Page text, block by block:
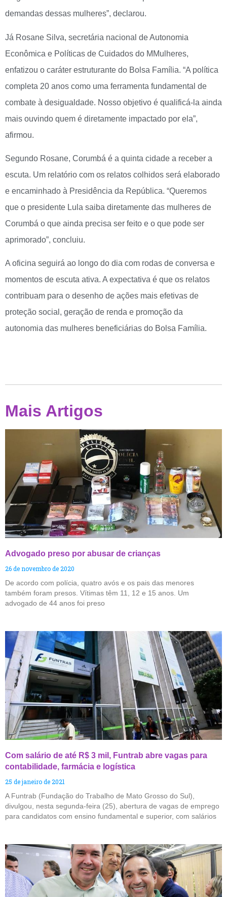
demandas dessas mulheres”, declarou.
Já Rosane Silva, secretária nacional de Autonomia
Econômica e Políticas de Cuidados do MMulheres,
enfatizou o caráter estruturante do Bolsa Família. “A política
completa 20 anos como uma ferramenta fundamental de
combate à desigualdade. Nosso objetivo é qualificá-la ainda
mais ouvindo quem é diretamente impactado por ela”,
afirmou.
Segundo Rosane, Corumbá é a quinta cidade a receber a
escuta. Um relatório com os relatos colhidos será elaborado
e encaminhado à Presidência da República. “Queremos
que o presidente Lula saiba diretamente das mulheres de
Corumbá o que ainda precisa ser feito e o que pode ser
aprimorado”, concluiu.
A oficina seguirá ao longo do dia com rodas de conversa e
momentos de escuta ativa. A expectativa é que os relatos
contribuam para o desenho de ações mais efetivas de
proteção social, geração de renda e promoção da
autonomia das mulheres beneficiárias do Bolsa Família.
Mais Artigos
Advogado preso por abusar de crianças
26 de novembro de 2020
De acordo com polícia, quatro avós e os pais das menores
também foram presos. Vítimas têm 11, 12 e 15 anos. Um
advogado de 44 anos foi preso
Com salário de até R$ 3 mil, Funtrab abre vagas para
contabilidade, farmácia e logística
25 de janeiro de 2021
A Funtrab (Fundação do Trabalho de Mato Grosso do Sul),
divulgou, nesta segunda-feira (25), abertura de vagas de emprego
para candidatos com ensino fundamental e superior, com salários